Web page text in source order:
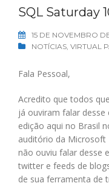
SQL Saturday
15 DE NOVEMBRO
NOTÍCIAS, VIRTUAL
Fala Pessoal,
Acredito que todos
já ouviram falar
edição aqui no Brasil
auditório da Microsoft
não ouviu falar desse
twitter e feeds de
de sua ferramenta de